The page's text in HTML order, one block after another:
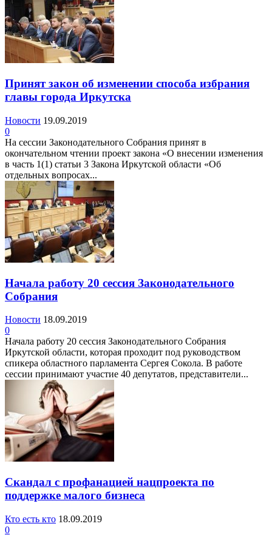
Принят закон об изменении способа избрания
главы города Иркутска
Новости 19.09.2019
0
На сессии Законодательного Собрания принят в
окончательном чтении проект закона «О внесении изменения
в часть 1(1) статьи 3 Закона Иркутской области «Об
отдельных вопросах...
Начала работу 20 сессия Законодательного
Собрания
Новости 18.09.2019
0
Начала работу 20 сессия Законодательного Собрания
Иркутской области, которая проходит под руководством
спикера областного парламента Сергея Сокола. В работе
сессии принимают участие 40 депутатов, представители...
Скандал с профанацией нацпроекта по
поддержке малого бизнеса
Кто есть кто 18.09.2019
0